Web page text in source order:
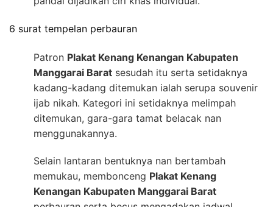
6 surat tempelan perbauran
Patron Plakat Kenang Kenangan Kabupaten
Manggarai Barat sesudah itu serta setidaknya
kadang-kadang ditemukan ialah serupa souvenir
ijab nikah. Kategori ini setidaknya melimpah
ditemukan, gara-gara tamat belacak nan
menggunakannya.
Selain lantaran bentuknya nan bertambah
memukau, membonceng Plakat Kenang
Kenangan Kabupaten Manggarai Barat